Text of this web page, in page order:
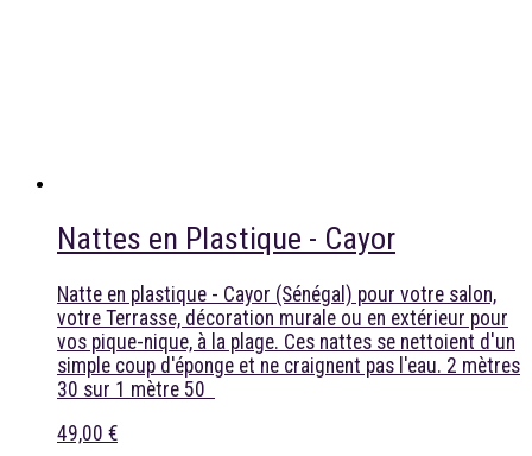
Nattes en Plastique - Cayor
Natte en plastique - Cayor (Sénégal) pour votre salon,
votre Terrasse, décoration murale ou en extérieur pour
vos pique-nique, à la plage. Ces nattes se nettoient d'un
simple coup d'éponge et ne craignent pas l'eau. 2 mètres
30 sur 1 mètre 50
49,00 €